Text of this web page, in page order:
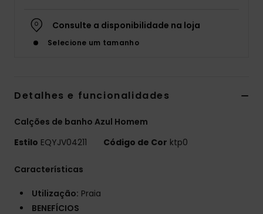
Consulte a disponibilidade na loja
Selecione um tamanho
Detalhes e funcionalidades
Calções de banho Azul Homem
Estilo EQYJV04211 Código de Cor ktp0
Características
Utilização: Praia
BENEFÍCIOS